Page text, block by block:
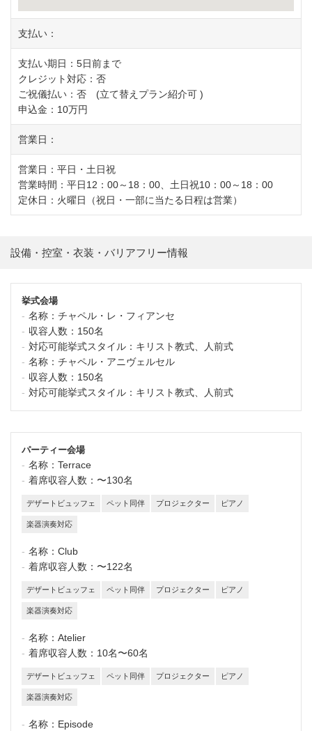
支払い：
支払い期日：5日前まで
クレジット対応：否
ご祝儀払い：否 (立て替えプラン紹介可 )
申込金：10万円
営業日：
営業日：平日・土日祝
営業時間：平日12：00～18：00、土日祝10：00～18：00
定休日：火曜日（祝日・一部に当たる日程は営業）
設備・控室・衣装・バリアフリー情報
挙式会場
名称： チャペル・レ・フィアンセ
収容人数： 150名
対応可能挙式スタイル： キリスト教式、人前式
名称： チャペル・アニヴェルセル
収容人数： 150名
対応可能挙式スタイル： キリスト教式、人前式
パーティー会場
名称： Terrace
着席収容人数： 〜130名
デザートビュッフェ ペット同伴 プロジェクター ピアノ
楽器演奏対応
名称： Club
着席収容人数： 〜122名
デザートビュッフェ ペット同伴 プロジェクター ピアノ
楽器演奏対応
名称： Atelier
着席収容人数： 10名〜60名
デザートビュッフェ ペット同伴 プロジェクター ピアノ
楽器演奏対応
名称： Episode